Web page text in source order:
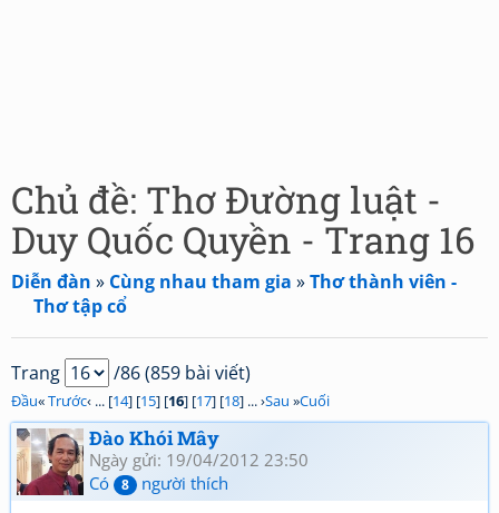
Chủ đề: Thơ Đường luật -
Duy Quốc Quyền - Trang 16
Diễn đàn » Cùng nhau tham gia »Thơ thành viên -
Thơ tập cổ
Trang /86 (859 bài viết)
Đầu«Trước‹ ... [14] [15] [16] [17] [18] ... ›Sau »Cuối
Đào Khói Mây
Ngày gửi: 19/04/2012 23:50
Có
8 người thích